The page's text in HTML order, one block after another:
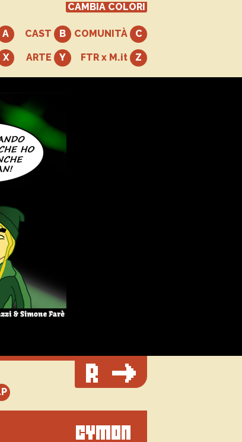
CAMBIA COLORI
CAST COMUNITÀ
ARTE FTR x M.it